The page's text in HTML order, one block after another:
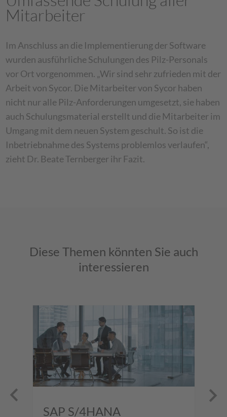
Mitarbeiter
Im Anschluss an die Implementierung der Software
wurden ausführliche Schulungen des Pilz-Personals
vor Ort vorgenommen. „Wir sind sehr zufrieden mit der
Arbeit von Sycor. Die Mitarbeiter von Sycor haben
nicht nur alle Pilz-Anforderungen umgesetzt, sie haben
auch Schulungsmaterial erstellt und die Mitarbeiter im
Umgang mit dem neuen System geschult. So ist die
Inbetriebnahme des Systems problemlos verlaufen“,
zieht Dr. Beate Ternberger ihr Fazit.
Diese Themen könnten Sie auch
interessieren
SAP S/4HANA